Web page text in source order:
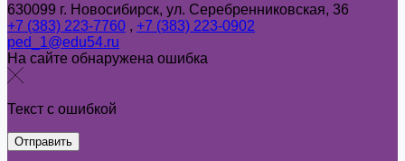
630099 г. Новосибирск, ул. Серебренниковская, 36
+7 (383) 223-7760 , +7 (383) 223-0902
ped_1@edu54.ru
На сайте обнаружена ошибка
Текст с ошибкой